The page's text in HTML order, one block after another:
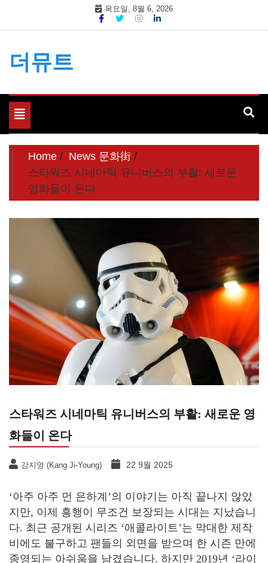
목요일, 8월 6, 2026
더뮤트
Toggle
navigation
Home
News 문화街
스타워즈 시네마틱 유니버스의 부활: 새로운
영화들이 온다
스타워즈 시네마틱 유니버스의 부활: 새로운 영
화들이 온다
강지영 (Kang Ji-Young) 22 9월 2025
‘아주 아주 먼 은하계’의 이야기는 아직 끝나지 않았
지만, 이제 흥행이 무조건 보장되는 시대는 지났습니
다. 최근 공개된 시리즈 ‘애콜라이트’는 막대한 제작
비에도 불구하고 팬들의 외면을 받으며 한 시즌 만에
종영되는 아쉬움을 남겼습니다. 하지만 2019년 ‘라이